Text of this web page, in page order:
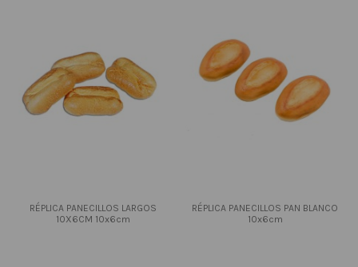
RÉPLICA PANECILLOS LARGOS
10X6CM 10x6cm
RÉPLICA PANECILLOS PAN BLANCO
10x6cm